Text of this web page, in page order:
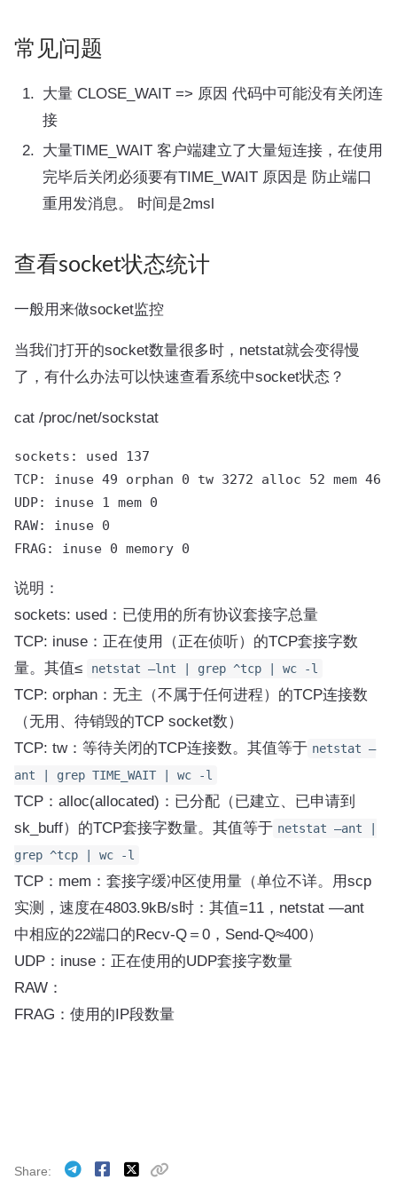
常见问题
大量 CLOSE_WAIT => 原因 代码中可能没有关闭连
接
大量TIME_WAIT 客户端建立了大量短连接，在使用
完毕后关闭必须要有TIME_WAIT 原因是 防止端口
重用发消息。 时间是2msl
查看socket状态统计
一般用来做socket监控
当我们打开的socket数量很多时，netstat就会变得慢
了，有什么办法可以快速查看系统中socket状态？
cat /proc/net/sockstat
sockets: used 137
TCP: inuse 49 orphan 0 tw 3272 alloc 52 mem 46
UDP: inuse 1 mem 0
RAW: inuse 0
说明：
sockets: used：已使用的所有协议套接字总量
TCP: inuse：正在使用（正在侦听）的TCP套接字数
量。其值≤
netstat —lnt | grep ^tcp | wc -l
TCP: orphan：无主（不属于任何进程）的TCP连接数
（无用、待销毁的TCP socket数）
TCP: tw：等待关闭的TCP连接数。其值等于 netstat —
ant | grep TIME_WAIT | wc -l
TCP：alloc(allocated)：已分配（已建立、已申请到
sk_buff）的TCP套接字数量。其值等于 netstat —ant |
grep ^tcp | wc -l
TCP：mem：套接字缓冲区使用量（单位不详。用scp
实测，速度在4803.9kB/s时：其值=11，netstat —ant
中相应的22端口的Recv-Q＝0，Send-Q≈400）
UDP：inuse：正在使用的UDP套接字数量
RAW：
FRAG：使用的IP段数量
Share